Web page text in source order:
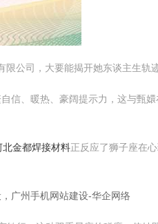
公司，大要能揭开她东谈主生轨
信、暖热、豪阔提示力，这与甄
北金都焊接材料正反应了狮子座在
广州手机网站建设-华企网络